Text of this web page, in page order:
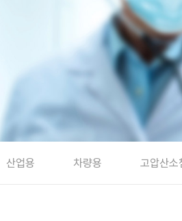
산업용 차량용 고압산소